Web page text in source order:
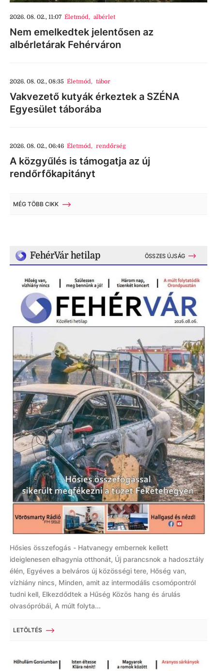
2026. 08. 02., 11:07 Életmód, albérlet
Nem emelkedtek jelentősen az
albérletárak Fehérváron
2026. 08. 02., 08:35 Életmód, tábor
Vakvezető kutyák érkeztek a SZÉNA
Egyesület táborába
2026. 08. 02., 06:46 Életmód, rendőrség
A közgyűlés is támogatja az új
rendőrfőkapitányt
MÉG TÖBB CIKK
FehérVár hetilap ÖSSZES ÚJSÁG
Hősies összefogás - Hatvanegy embernek kellett
ideiglenesen elhagynia otthonát, Új parancsnok a hadosztály
élén, Egyéves a belváros új közösségi tere, Hőség van,
vízhiány nincs, Minden, amit az intermodális csomópontról
tudni kell, Elkezdődtek a Hűség Közös hang és árulás
olvasópróbái, A múlt folyta...
LETÖLTÉS